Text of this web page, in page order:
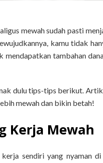
mewah sudah pasti
kamu tidak
mendapatkan tambahan
dulu tips-tips berikut.
mewah dan bikin betah!
Kerja Mewah
sendiri yang nyaman